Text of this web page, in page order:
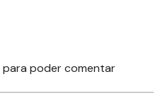
para poder comentar